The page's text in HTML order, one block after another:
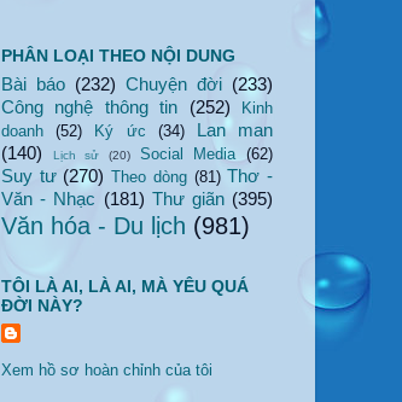
PHÂN LOẠI THEO NỘI DUNG
Bài báo (232) Chuyện đời (233)
Công nghệ thông tin
(252)
Kinh
doanh
(52) Ký ức (34)
Lan man
(140)
Lịch sử (20) Social Media (62)
Suy tư (270) Theo dòng (81) Thơ -
Văn - Nhạc (181) Thư giãn (395)
Văn hóa - Du lịch (981)
TÔI LÀ AI, LÀ AI, MÀ YÊU QUÁ
ĐỜI NÀY?
Xem hồ sơ hoàn chỉnh của tôi